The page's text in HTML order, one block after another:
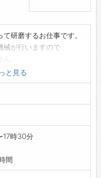
研磨するお仕事です。
械が行いますので
。
し
と見る
17時30分
間